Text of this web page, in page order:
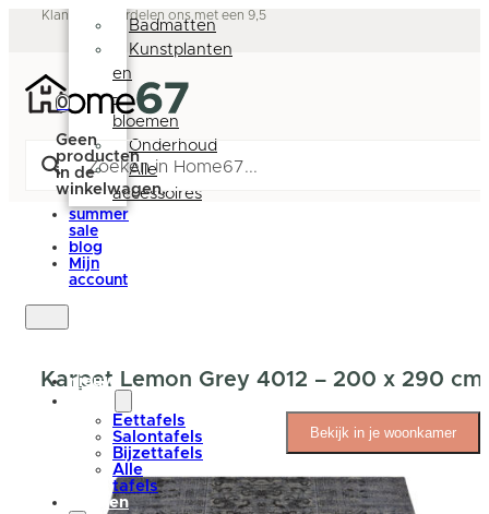
Klanten beoordelen ons met een 9,5
0
Geen
producten
in de
winkelwagen.
Badmatten
Kunstplanten
en
-
bloemen
Onderhoud
Alle
accessoires
summer
sale
blog
Mijn
account
nieuw
Eettafels
Salontafels
Bijzettafels
Alle
tafels
stoelen
Karpet Lemon Grey 4012 – 200 x 290 cm
Bekijk in je woonkamer